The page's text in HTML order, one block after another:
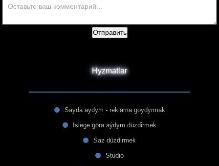
Отправить
Hyzmatlar
Sayda aydym - reklama goydyrmak
Islege göra aýdym düzdirmek
Saz düzdirmek
Studio